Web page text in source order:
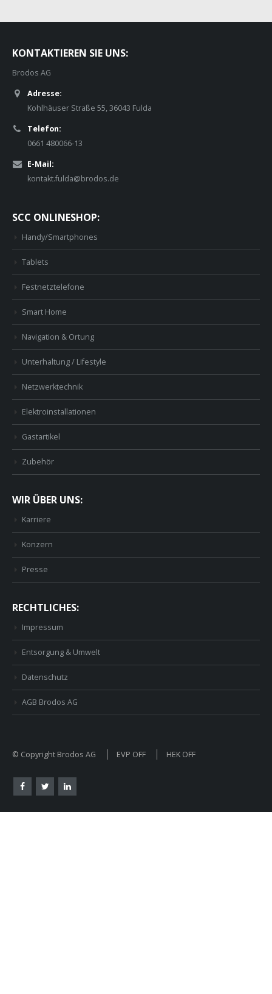
KONTAKTIEREN SIE UNS:
Brodos AG
Adresse:
Kohlhäuser Straße 55, 36043 Fulda
Telefon:
0661 480066-13
E-Mail:
kontakt.fulda@brodos.de
SCC ONLINESHOP:
Handy/Smartphones
Tablets
Festnetztelefone
Smart Home
Navigation & Ortung
Unterhaltung / Lifestyle
Netzwerktechnik
Elektroinstallationen
Gastartikel
Zubehör
WIR ÜBER UNS:
Karriere
Konzern
Presse
RECHTLICHES:
Impressum
Entsorgung & Umwelt
Datenschutz
AGB Brodos AG
© Copyright Brodos AG EVP OFF HEK OFF